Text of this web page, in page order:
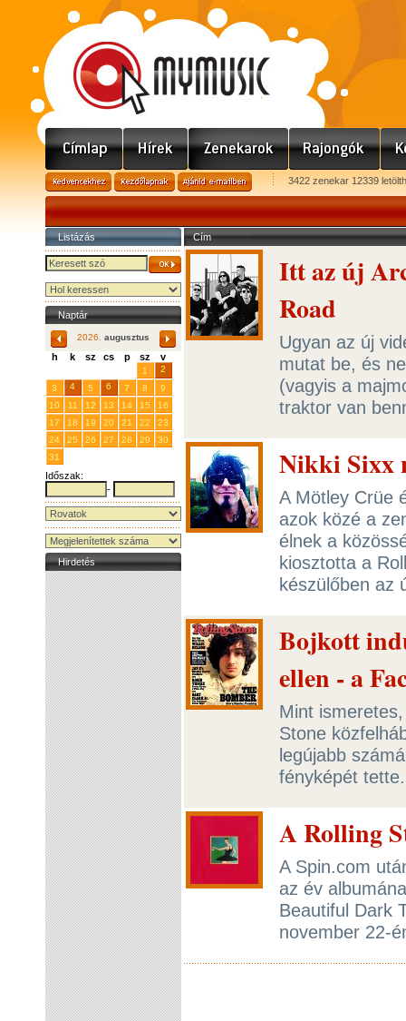
3422 zenekar 12339
Listázás
Naptár
2026. augusztus
h k sz cs p sz v
1
2
3
4 5 6 7 8
9
10
11 12 13 14 15
16
17
18 19 20 21 22
23
24
25 26 27 28 29
30
31
Időszak:
-
Hirdetés
Cím
Itt az új
Road
Ugyan az új
mutat be, és
(vagyis a
traktor van
Nikki Sixx
A Mötley Crüe
azok közé a
élnek a
kiosztotta a
készülőben az
Bojkott
ellen - a
Mint
Stone
legújabb
fényképét
A Rolling
A Spin.com
az év
Beautiful Dark
november 22-